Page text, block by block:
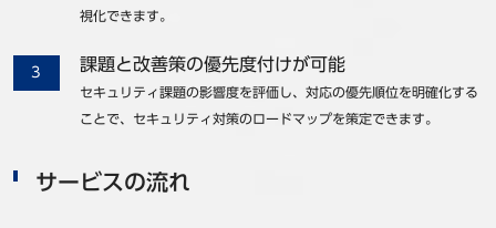
視化できます。
課題と改善策の優先度付けが可能
セキュリティ課題の影響度を評価し、対応の優先順位を明確化する
ことで、セキュリティ対策のロードマップを策定できます。
サービスの流れ